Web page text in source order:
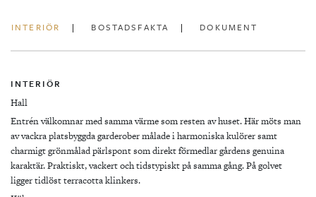
INTERIÖR BOSTADSFAKTA DOKUMENT
INTERIÖR
Hall
Entrén välkomnar med samma värme som resten av huset. Här möts man
av vackra platsbyggda garderober målade i harmoniska kulörer samt
charmigt grönmålad pärlspont som direkt förmedlar gårdens genuina
karaktär. Praktiskt, vackert och tidstypiskt på samma gång. På golvet
ligger tidlöst terracotta klinkers.